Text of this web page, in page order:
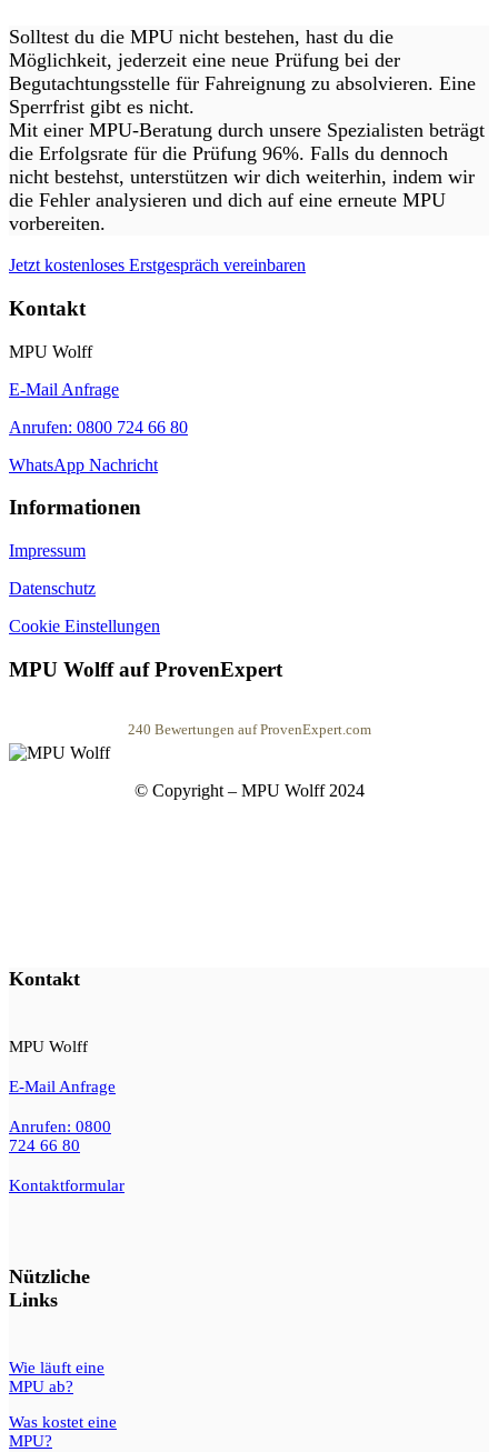
Solltest du die MPU nicht bestehen, hast du die
Möglichkeit, jederzeit eine neue Prüfung bei der
Begutachtungsstelle für Fahreignung zu absolvieren. Eine
Sperrfrist gibt es nicht.
Mit einer MPU-Beratung durch unsere Spezialisten beträgt
die Erfolgsrate für die Prüfung 96%. Falls du dennoch
nicht bestehst, unterstützen wir dich weiterhin, indem wir
die Fehler analysieren und dich auf eine erneute MPU
vorbereiten.
Jetzt kostenloses Erstgespräch vereinbaren
Kontakt
MPU Wolff
E-Mail Anfrage
Anrufen: 0800 724 66 80
WhatsApp Nachricht
Informationen
Impressum
Datenschutz
Cookie Einstellungen
MPU Wolff auf ProvenExpert
MPU Wolff
240 Bewertungen auf ProvenExpert.com
© Copyright – MPU Wolff 2024
Kontakt
MPU Wolff
E-Mail Anfrage
Anrufen: 0800
724 66 80
Kontaktformular
Nützliche
Links
Wie läuft eine
MPU ab?
Was kostet eine
MPU?